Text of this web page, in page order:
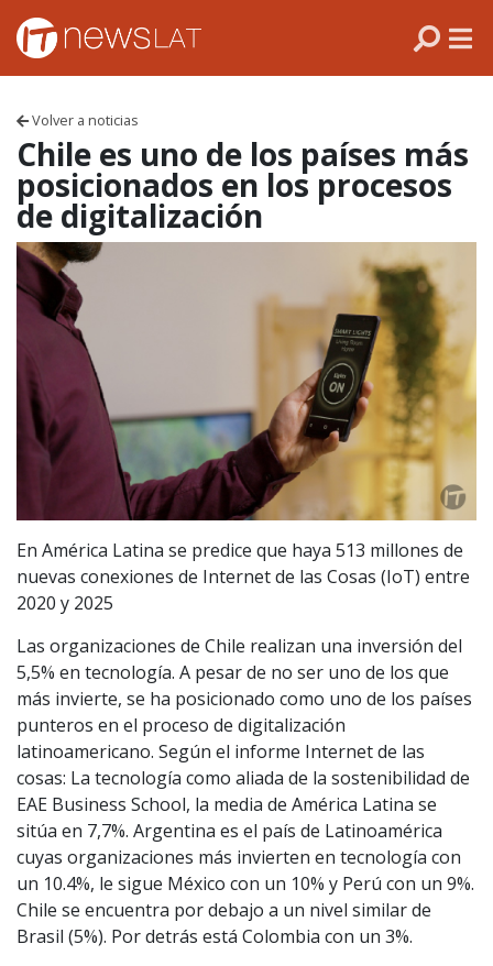
Skip to content
Volver a noticias
Chile es uno de los países más
posicionados en los procesos
de digitalización
En América Latina se predice que haya 513 millones de
nuevas conexiones de Internet de las Cosas (IoT) entre
2020 y 2025
Las organizaciones de Chile realizan una inversión del
5,5% en tecnología. A pesar de no ser uno de los que
más invierte, se ha posicionado como uno de los países
punteros en el proceso de digitalización
latinoamericano. Según el informe Internet de las
cosas: La tecnología como aliada de la sostenibilidad de
EAE Business School, la media de América Latina se
sitúa en 7,7%. Argentina es el país de Latinoamérica
cuyas organizaciones más invierten en tecnología con
un 10.4%, le sigue México con un 10% y Perú con un 9%.
Chile se encuentra por debajo a un nivel similar de
Brasil (5%). Por detrás está Colombia con un 3%.
VENEZUELA
ECUADOR
CHILE
MÉXICO